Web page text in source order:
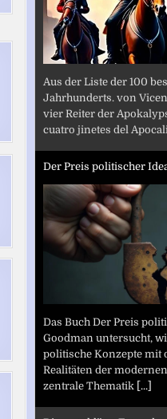
Aus der Liste der 100
Jahrhunderts. von
vier Reiter der
cuatro jinetes del
Der Preis politischer
Das Buch Der Preis
Goodman untersucht,
politische Konzepte mit
Realitäten der
zentrale Thematik [...]